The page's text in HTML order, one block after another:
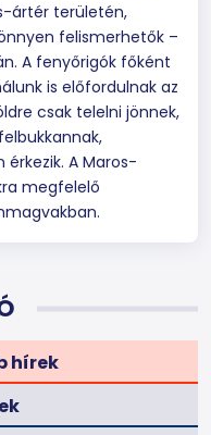
ártér területén,
felismerhetők –
A fenyőrigók főként
is előfordulnak az
csak telelni jönnek,
A Maros-
megfelelő
hírek